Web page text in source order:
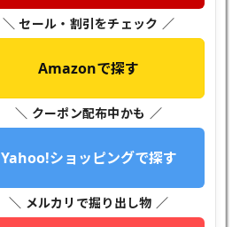
＼ セール・割引をチェック ／
Amazonで探す
＼ クーポン配布中かも ／
Yahoo!ショッピングで探す
＼ メルカリで掘り出し物 ／